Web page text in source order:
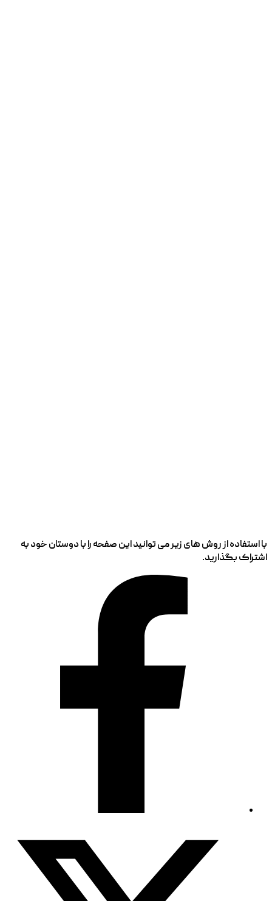
با استفاده از روش های زیر می توانید این صفحه را با دوستان خود به
اشتراک بگذارید.